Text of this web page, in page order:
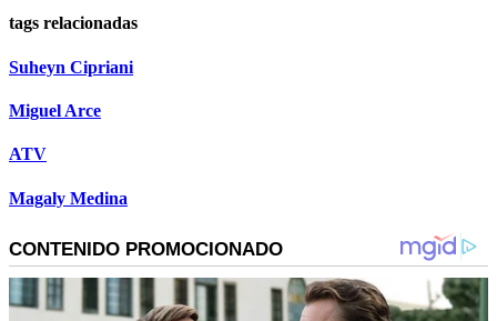
tags relacionadas
Suheyn Cipriani
Miguel Arce
ATV
Magaly Medina